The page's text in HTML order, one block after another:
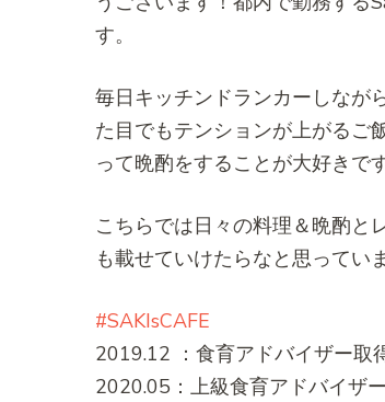
す。
毎日キッチンドランカーしなが
た目でもテンションが上がるご
って晩酌をすることが大好きで
こちらでは日々の料理＆晩酌と
も載せていけたらなと思っていま
#SAKIsCAFE
2019.12 ：食育アドバイザー取
2020.05：上級食育アドバイザ